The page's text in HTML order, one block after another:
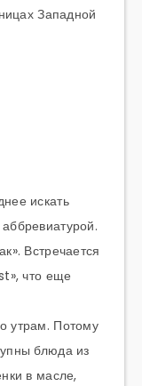
Западной
искать
Встречается
что еще
утрам. Потому
блюда из
в масле,